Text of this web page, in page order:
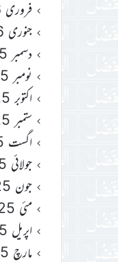
فروری 2026
جنوری 2026
دسمبر 2025
نومبر 2025
اکتوبر 2025
ستمبر 2025
اگست 2025
جولائی 2025
جون 2025
مئی 2025
اپریل 2025
مارچ 2025